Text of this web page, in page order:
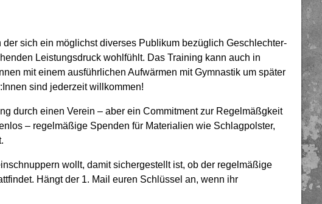
sich ein möglichst diverses Publikum bezüglich Geschlechter-
Leistungsdruck wohlfühlt. Das Training kann auch in
mit einem ausführlichen Aufwärmen mit Gymnastik um später
sind jederzeit willkommen!
durch einen Verein – aber ein Commitment zur Regelmäßgkeit
– regelmäßige Spenden für Materialien wie Schlagpolster,
wollt, damit sichergestellt ist, ob der regelmäßige
Hängt der 1. Mail euren Schlüssel an, wenn ihr